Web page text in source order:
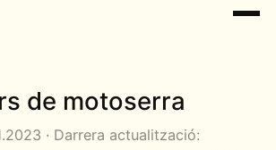
de motoserra
· Darrera actualització: